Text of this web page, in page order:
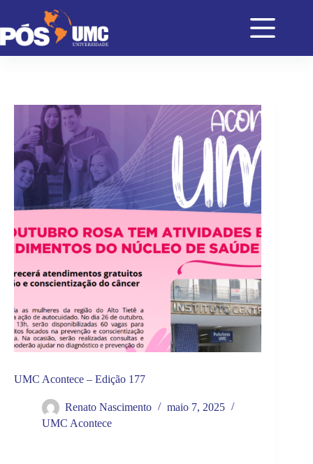
UMC Acontece – Edição 177
Renato Nascimento
maio 7, 2025
UMC Acontece